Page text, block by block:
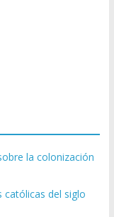
la colonización
católicas del siglo